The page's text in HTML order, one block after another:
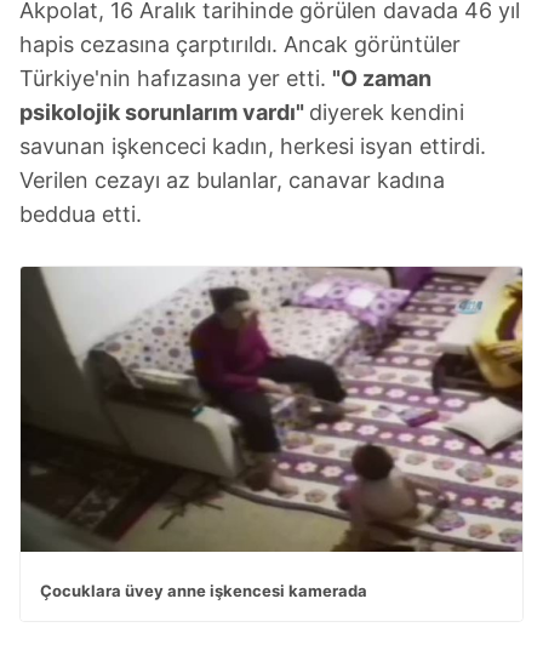
Akpolat, 16 Aralık tarihinde görülen davada 46 yıl
hapis cezasına çarptırıldı. Ancak görüntüler
Türkiye'nin hafızasına yer etti. "O zaman
psikolojik sorunlarım vardı" diyerek kendini
savunan işkenceci kadın, herkesi isyan ettirdi.
Verilen cezayı az bulanlar, canavar kadına
beddua etti.
Çocuklara üvey anne işkencesi kamerada